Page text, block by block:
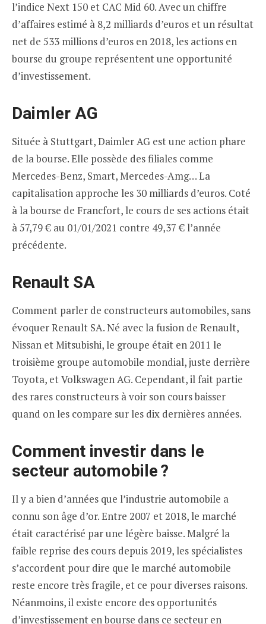
l’indice Next 150 et CAC Mid 60. Avec un chiffre
d’affaires estimé à 8,2 milliards d’euros et un résultat
net de 533 millions d’euros en 2018, les actions en
bourse du groupe représentent une opportunité
d’investissement.
Daimler AG
Située à Stuttgart, Daimler AG est une action phare
de la bourse. Elle possède des filiales comme
Mercedes-Benz, Smart, Mercedes-Amg… La
capitalisation approche les 30 milliards d’euros. Coté
à la bourse de Francfort, le cours de ses actions était
à 57,79 € au 01/01/2021 contre 49,37 € l’année
précédente.
Renault SA
Comment parler de constructeurs automobiles, sans
évoquer Renault SA. Né avec la fusion de Renault,
Nissan et Mitsubishi, le groupe était en 2011 le
troisième groupe automobile mondial, juste derrière
Toyota, et Volkswagen AG. Cependant, il fait partie
des rares constructeurs à voir son cours baisser
quand on les compare sur les dix dernières années.
Comment investir dans le
secteur automobile ?
Il y a bien d’années que l’industrie automobile a
connu son âge d’or. Entre 2007 et 2018, le marché
était caractérisé par une légère baisse. Malgré la
faible reprise des cours depuis 2019, les spécialistes
s’accordent pour dire que le marché automobile
reste encore très fragile, et ce pour diverses raisons.
Néanmoins, il existe encore des opportunités
d’investissement en bourse dans ce secteur en